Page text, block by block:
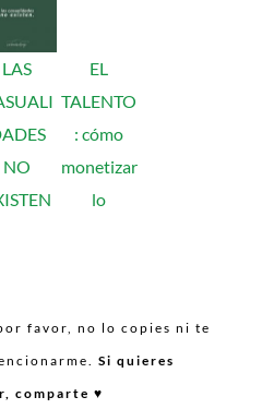
LAS
NO
EL
TALENTO
: cómo
monetizar
lo
favor, no lo copies ni te
Si quieres
comparte ♥︎